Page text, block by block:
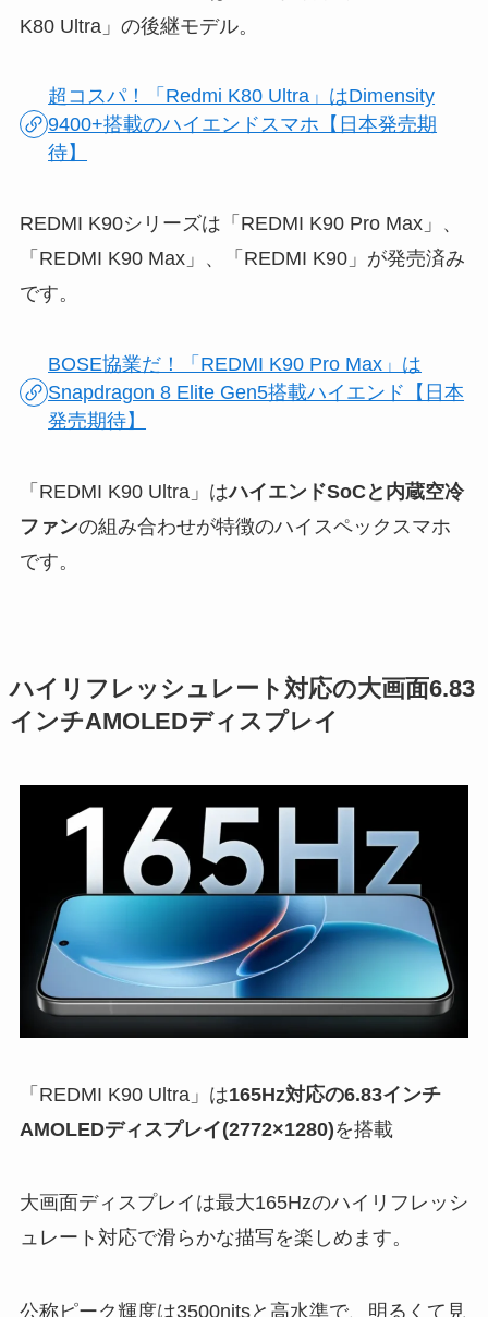
K80 Ultra」の後継モデル。
超コスパ！「Redmi K80 Ultra」はDimensity
9400+搭載のハイエンドスマホ【日本発売期
待】
REDMI K90シリーズは「REDMI K90 Pro Max」、
「REDMI K90 Max」、「REDMI K90」が発売済み
です。
BOSE協業だ！「REDMI K90 Pro Max」は
Snapdragon 8 Elite Gen5搭載ハイエンド【日本
発売期待】
「REDMI K90 Ultra」はハイエンドSoCと内蔵空冷
ファンの組み合わせが特徴のハイスペックスマホ
です。
ハイリフレッシュレート対応の大画面6.83
インチAMOLEDディスプレイ
「REDMI K90 Ultra」は165Hz対応の6.83インチ
AMOLEDディスプレイ(2772×1280)を搭載
大画面ディスプレイは最大165Hzのハイリフレッシ
ュレート対応で滑らかな描写を楽しめます。
公称ピーク輝度は3500nitsと高水準で、明るくて見